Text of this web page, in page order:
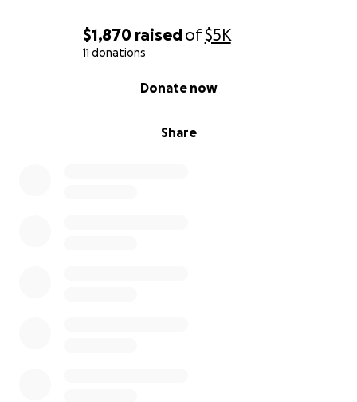
$1,870 raisedof$5K
11 donations
Share
Donate now